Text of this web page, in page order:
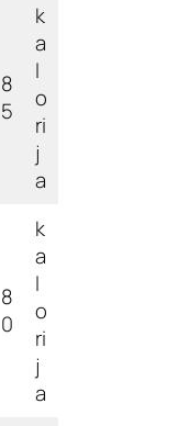
8
5
k
a
l
o
ri
j
a
8
0
k
a
l
o
ri
j
a